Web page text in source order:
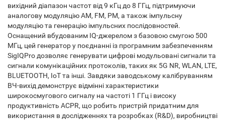
вихідний діапазон частот від 9 кГц до 8 ГГц, підтримуючи
аналогову модуляцію AM, FM, PM, а також імпульсну
модуляцію та генерацію імпульсних послідовностей.
Оснащений вбудованим IQ-джерелом з базовою смугою 500
МГц, цей генератор у поєднанні із програмним забезпеченням
SigIQPro дозволяє генерувати цифрові модульовані сигнали та
сигнали комунікаційних протоколів, таких як 5G NR, WLAN, LTE,
BLUETOOTH, IoT та інші. Завдяки заводському калібруванням
ВЧ-вихід демонструє відмінні характеристики
широкосмугового сигналу на частоті 1 ГГц і високу
продуктивність ACPR, що робить пристрій придатним для
використання в дослідженнях та розробках (R&D), виробництві